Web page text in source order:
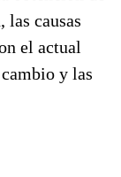
las causas
el actual
y las